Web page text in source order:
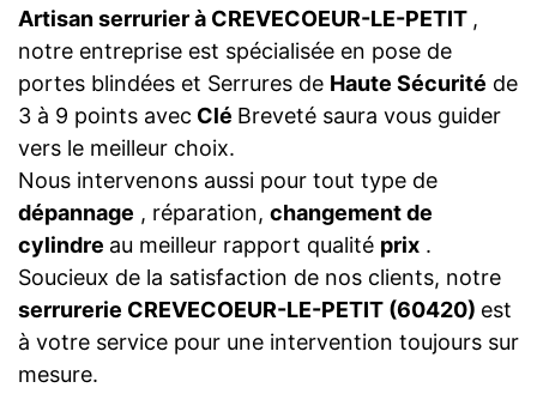
Artisan serrurier à CREVECOEUR-LE-PETIT ,
notre entreprise est spécialisée en pose de
portes blindées et Serrures de Haute Sécurité de
3 à 9 points avec Clé Breveté saura vous guider
vers le meilleur choix.
Nous intervenons aussi pour tout type de
dépannage , réparation, changement de
cylindre au meilleur rapport qualité prix .
Soucieux de la satisfaction de nos clients, notre
serrurerie CREVECOEUR-LE-PETIT (60420) est
à votre service pour une intervention toujours sur
mesure.